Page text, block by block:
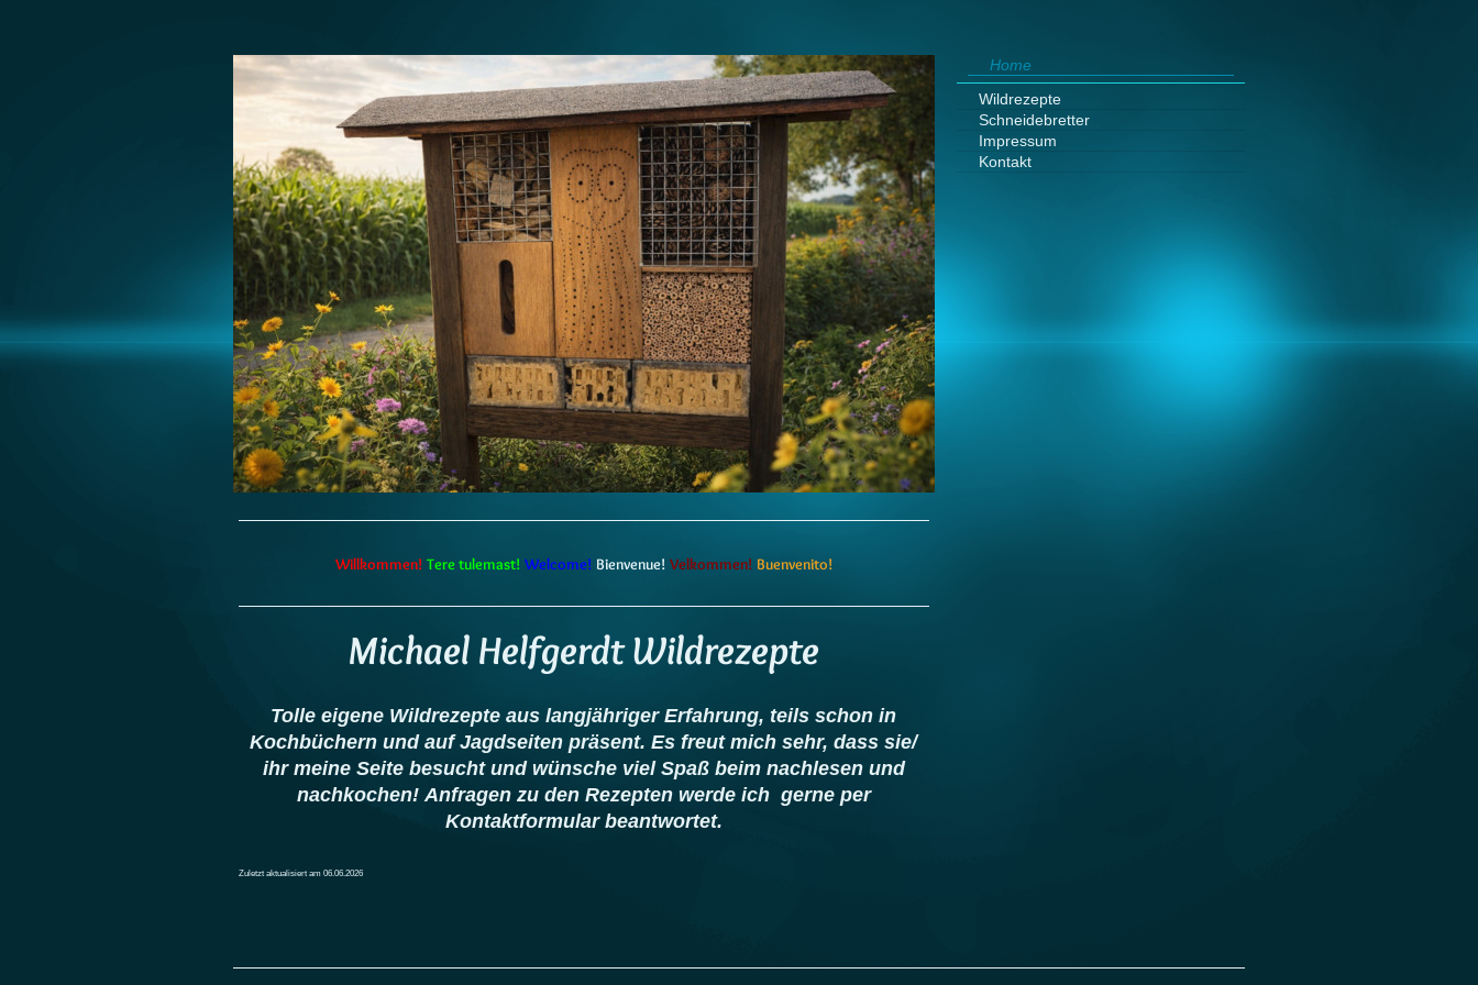
Willkommen! Tere tulemast! Welcome! Bienvenue! Velkommen! Buenvenito!
Michael Helfgerdt Wildrezepte
Tolle eigene Wildrezepte aus langjähriger Erfahrung, teils schon in
Kochbüchern und auf Jagdseiten präsent. Es freut mich sehr, dass sie/
ihr meine Seite besucht und wünsche viel Spaß beim nachlesen und
nachkochen! Anfragen zu den Rezepten werde ich gerne per
Kontaktformular beantwortet.
Zuletzt aktualisiert am 06.06.2026
Home
Wildrezepte
Schneidebretter
Impressum
Kontakt